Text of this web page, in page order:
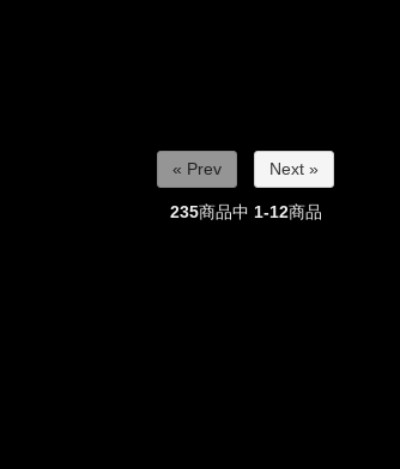
« Prev Next »
235商品中 1-12商品